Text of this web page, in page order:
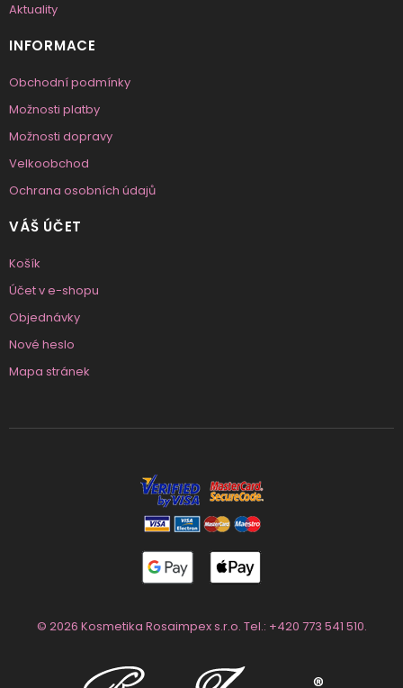
Aktuality
INFORMACE
Obchodní podmínky
Možnosti platby
Možnosti dopravy
Velkoobchod
Ochrana osobních údajů
VÁŠ ÚČET
Košík
Účet v e-shopu
Objednávky
Nové heslo
Mapa stránek
© 2026 Kosmetika Rosaimpex s.r.o. Tel.: +420 773 541 510.